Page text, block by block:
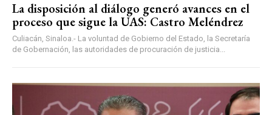
La disposición al diálogo generó avances en el
proceso que sigue la UAS: Castro Meléndrez
Culiacán, Sinaloa.- La voluntad de Gobierno del Estado, la Secretaría
de Gobernación, las autoridades de procuración de justicia...